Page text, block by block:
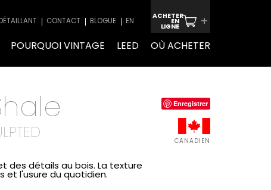
Enregistrer
CANADIEN
des détails au bois. La texture
et l'usure du quotidien.
ACHETER
EN
LIGNE +
CONTACT BLOGUE EN
POURQUOI VINTAGE LEED OÙ ACHETER